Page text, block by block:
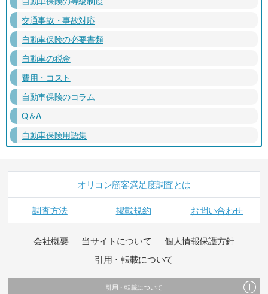
交通事故・事故対応
自動車保険の必要書類
自動車の税金
費用・コスト
自動車保険のコラム
Q＆A
自動車保険用語集
オリコン顧客満足度調査とは
調査方法 掲載規約 お問い合わせ
会社概要 当サイトについて
個人情報保護方針
引用・転載について
引用・転載について